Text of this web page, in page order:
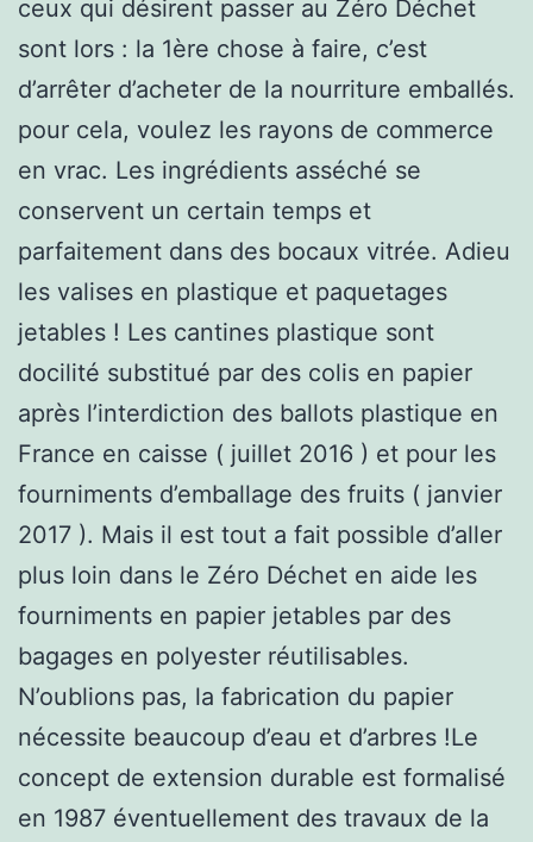
ceux qui désirent passer au Zéro Déchet
sont lors : la 1ère chose à faire, c’est
d’arrêter d’acheter de la nourriture emballés.
pour cela, voulez les rayons de commerce
en vrac. Les ingrédients asséché se
conservent un certain temps et
parfaitement dans des bocaux vitrée. Adieu
les valises en plastique et paquetages
jetables ! Les cantines plastique sont
docilité substitué par des colis en papier
après l’interdiction des ballots plastique en
France en caisse ( juillet 2016 ) et pour les
fourniments d’emballage des fruits ( janvier
2017 ). Mais il est tout a fait possible d’aller
plus loin dans le Zéro Déchet en aide les
fourniments en papier jetables par des
bagages en polyester réutilisables.
N’oublions pas, la fabrication du papier
nécessite beaucoup d’eau et d’arbres !Le
concept de extension durable est formalisé
en 1987 éventuellement des travaux de la